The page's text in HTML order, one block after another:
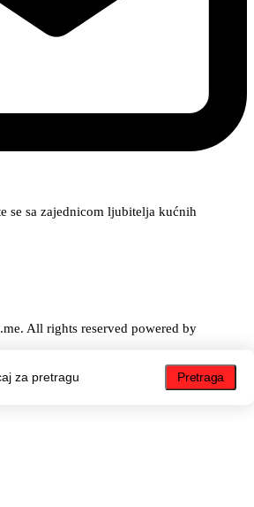
Pretraga
Pretraga
se sa zajednicom ljubitelja kućnih
All rights reserved powered by